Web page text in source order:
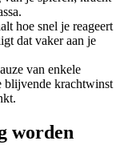
hoe snel je reageert
dat vaker aan je
van enkele
blijvende krachtwinst
worden